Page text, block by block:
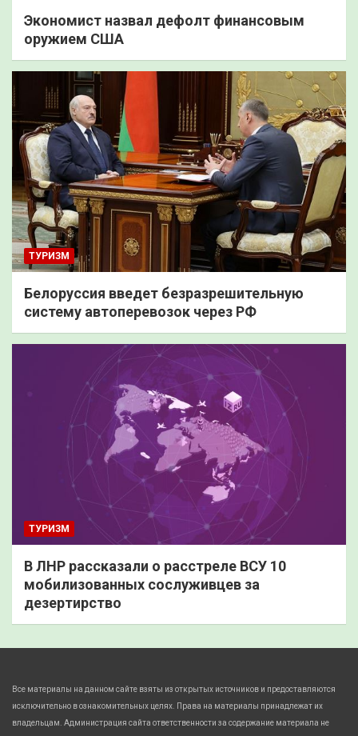
Экономист назвал дефолт финансовым
оружием США
ТУРИЗМ
Белоруссия введет безразрешительную
систему автоперевозок через РФ
ТУРИЗМ
В ЛНР рассказали о расстреле ВСУ 10
мобилизованных сослуживцев за
дезертирство
Все материалы на данном сайте взяты из открытых источников и предоставляются
исключительно в ознакомительных целях. Права на материалы принадлежат их
владельцам. Администрация сайта ответственности за содержание материала не